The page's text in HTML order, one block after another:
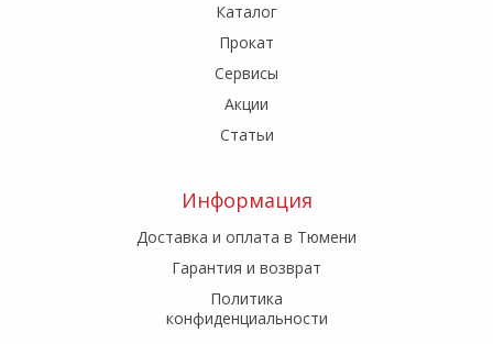
Каталог
Прокат
Сервисы
Акции
Статьи
Информация
Доставка и оплата в Тюмени
Гарантия и возврат
Политика
конфиденциальности